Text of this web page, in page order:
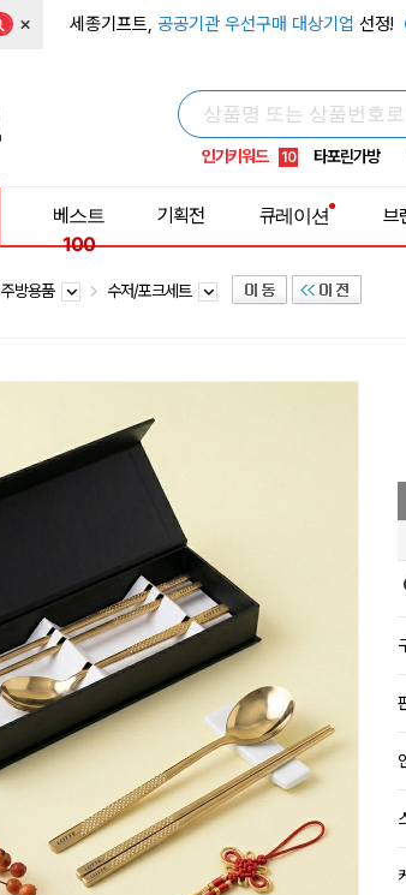
× 세종기프트, 공공기관 우선구매 대상기업 선정!
인기키워드
6 우산
9 넥쿨러
10 타포린가방
베스트
100
기획전 큐레이션 브
주방용품 수저/포크세트